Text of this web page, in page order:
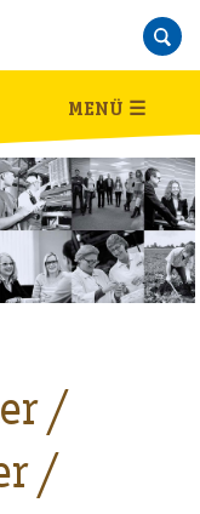
MENÜ ☰
/
/